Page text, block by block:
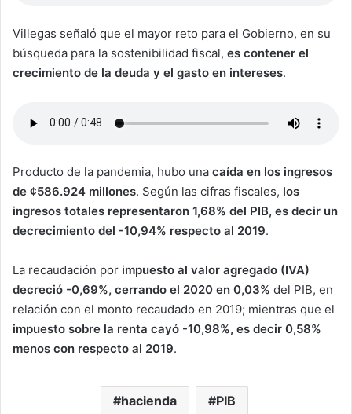
Villegas señaló que el mayor reto para el Gobierno, en su
búsqueda para la sostenibilidad fiscal, es contener el
crecimiento de la deuda y el gasto en intereses.
Producto de la pandemia, hubo una caída en los ingresos
de ¢586.924 millones. Según las cifras fiscales, los
ingresos totales representaron 1,68% del PIB, es decir un
decrecimiento del -10,94% respecto al 2019.
La recaudación por impuesto al valor agregado (IVA)
decreció -0,69%, cerrando el 2020 en 0,03% del PIB, en
relación con el monto recaudado en 2019; mientras que el
impuesto sobre la renta cayó -10,98%, es decir 0,58%
menos con respecto al 2019.
hacienda PIB